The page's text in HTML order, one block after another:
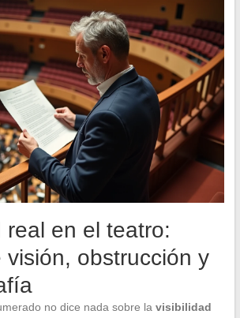
real en el teatro:
visión, obstrucción y
no dice nada sobre la visibilidad